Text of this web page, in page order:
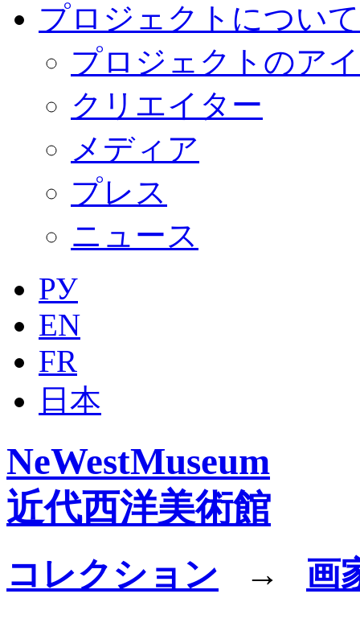
プロジェクトについて
プロジェクトのア
クリエイター
メディア
プレス
ニュース
РУ
EN
FR
日本
NeWestMuseum
近代西洋美術館
コレクション → 画